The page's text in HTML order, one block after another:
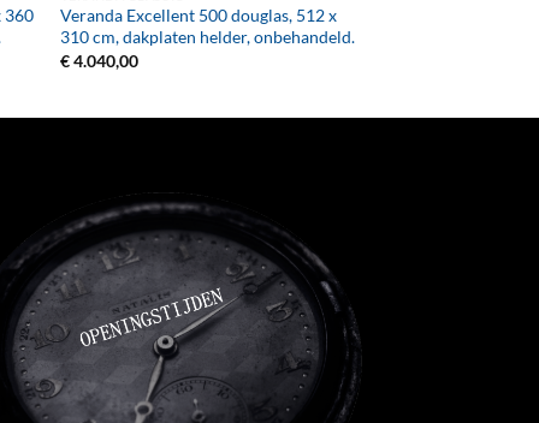
360
Veranda Excellent 500 douglas, 512 x
310 cm, dakplaten helder, onbehandeld.
€4.040,00